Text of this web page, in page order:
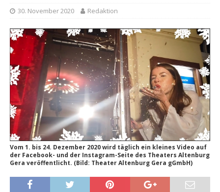
30. November 2020 Redaktion
Vom 1. bis 24. Dezember 2020 wird täglich ein kleines Video auf
der Facebook- und der Instagram-Seite des Theaters Altenburg
Gera veröffentlicht. (Bild: Theater Altenburg Gera gGmbH)